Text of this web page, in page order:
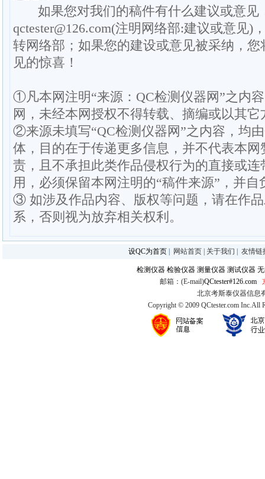
如果您对我们的稿件有什么建议或意见
qctester@126.com(注明网络部:建议或意见)
转网络部；如果您的建设或意见被采纳，
见的惊喜！
①凡本网注明“来源：QC检测仪器网”之内
网，未经本网授权不得转载、摘编或以其它
②来源未填写“QC检测仪器网”之内容，均
体，目的在于传递更多信息，并不代表本
责，且不承担此类作品侵权行为的直接或
用，必须保留本网注明的“稿件来源”，并
③ 如涉及作品内容、版权等问题，请在作
系，否则视为放弃相关权利。
设QC为首页 网站首页 关于我们 友情链
检测仪器 检验仪器 测量仪器 测试仪器
邮箱：(E-mail)QCtester#126.com
北京考斯泰仪器信息
Copyright © 2009 QCtester.com Inc.All